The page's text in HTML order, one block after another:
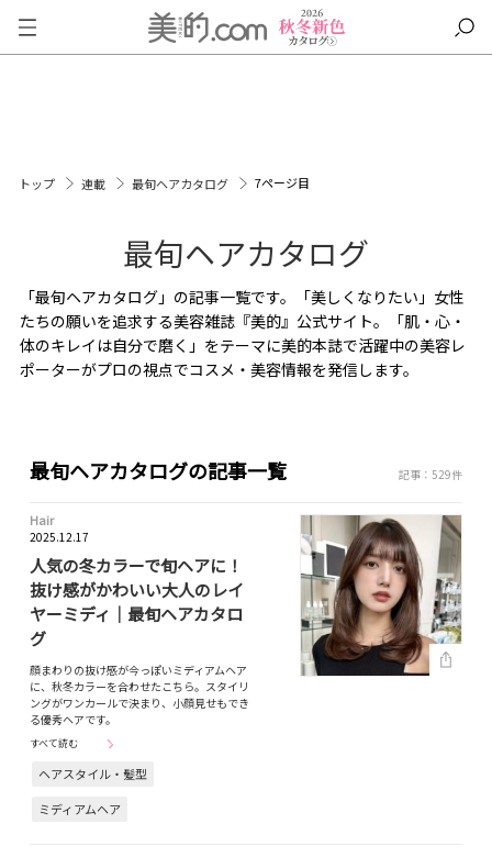
トップ 連載 最旬ヘアカタログ 7ページ目
最旬ヘアカタログ
「最旬ヘアカタログ」の記事一覧です。「美しくなりたい」女性
たちの願いを追求する美容雑誌『美的』公式サイト。「肌・心・
体のキレイは自分で磨く」をテーマに美的本誌で活躍中の美容レ
ポーターがプロの視点でコスメ・美容情報を発信します。
最旬ヘアカタログの記事一覧 記事：529件
Hair
2025.12.17
人気の冬カラーで旬ヘアに！
抜け感がかわいい大人のレイ
ヤーミディ｜最旬ヘアカタロ
グ
顔まわりの抜け感が今っぽいミディアムヘア
に、秋冬カラーを合わせたこちら。スタイリ
ングがワンカールで決まり、小顔見せもでき
る優秀ヘアです。
すべて読む
ヘアスタイル・髪型
ミディアムヘア